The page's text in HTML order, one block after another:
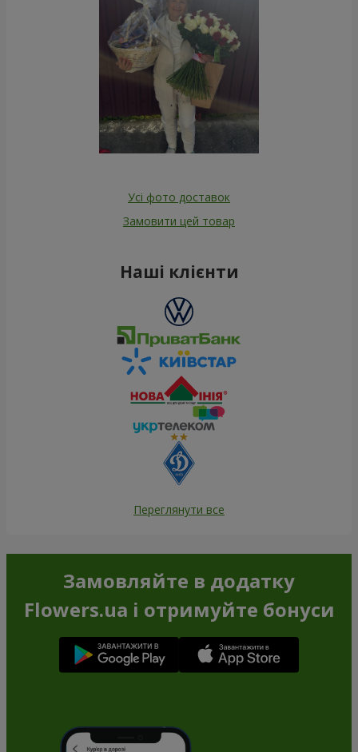
Усі фото доставок
Замовити цей товар
Наші клієнти
Переглянути все
Замовляйте в додатку
Flowers.ua і отримуйте бонуси